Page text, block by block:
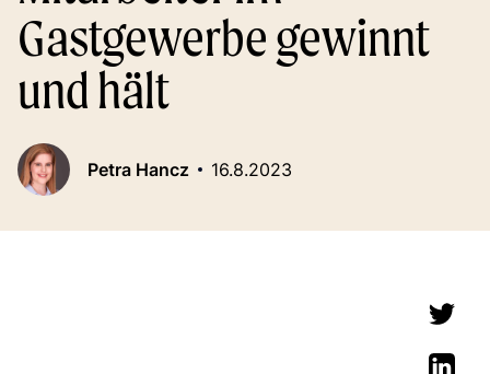
Gastgewerbe gewinnt
und hält
Petra Hancz 16.8.2023